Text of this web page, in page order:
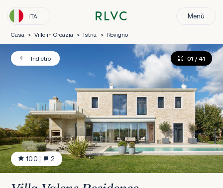
ITA Menù
Casa > Ville in Croazia > Istria > Rovigno
Indietro
10.0 | 2
01 / 41